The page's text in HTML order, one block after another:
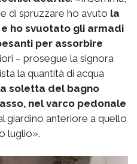
di spruzzare ho avuto la
ho svuotato gli armadi
per assorbire
– prosegue la signora
la quantità di acqua
soletta del bagno
nel varco pedonale
giardino anteriore a quello
luglio».